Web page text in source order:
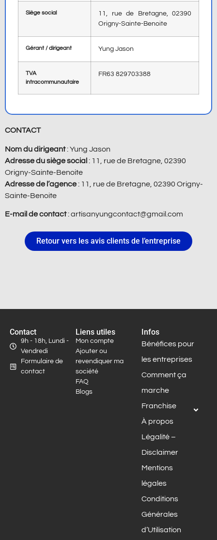
Siège social
11, rue de Bretagne, 02390
Origny-Sainte-Benoite
Gérant / dirigeant Yung Jason
TVA
intracommunautaire
FR63 829703388
CONTACT
Nom du dirigeant: Yung Jason
Adresse du siège social : 11, rue de Bretagne, 02390
Origny-Sainte-Benoite
Adresse de l’agence: 11, rue de Bretagne, 02390 Origny-
Sainte-Benoite
E-mail de contact: artisanyungcontact@gmail.com
Retour vers les avis clients de l’entreprise
Contact
9h - 18h, Lundi -
Vendredi
Formulaire de
contact
Liens utiles
Mon compte
Ajouter ou
revendiquer ma
société
FAQ
Blogs
Infos
Bénéfices pour
les entreprises
Comment ça
marche
Franchise
À propos
Légalité –
Disclaimer
Mentions
légales
Conditions
Générales
d’Utilisation